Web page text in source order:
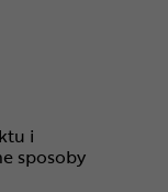
i
sposoby